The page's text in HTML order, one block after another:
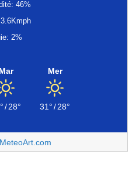
46%
2%
Mar
/28°
Mer
31°/28°
MeteoArt.com